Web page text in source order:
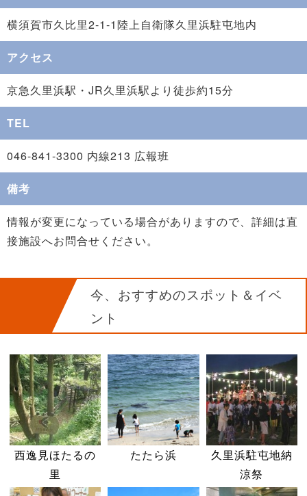
横須賀市久比里2-1-1陸上自衛隊久里浜駐屯地内
アクセス
京急久里浜駅・JR久里浜駅より徒歩約15分
TEL
046-841-3300 内線213 広報班
備考
情報が変更になっている場合がありますので、詳細は直
接施設へお問合せください。
今、おすすめのスポット＆イベ
ント
西逸見ほたるの
里
たたら浜
久里浜駐屯地納
涼祭